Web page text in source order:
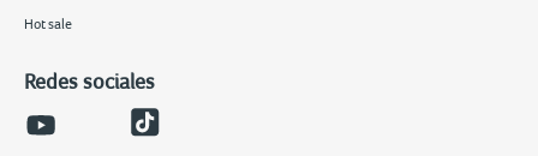
Hot sale
Redes sociales